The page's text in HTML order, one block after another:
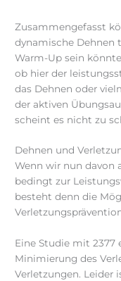
Zusammengefasst
dynamische Dehnen
Warm-Up sein
ob hier der
das Dehnen oder
der aktiven
scheint es nicht zu
Dehnen und
Wenn wir nun davon
bedingt zur
besteht denn die
Eine Studie mit 2377
Minimierung des
Verletzungen. Leider